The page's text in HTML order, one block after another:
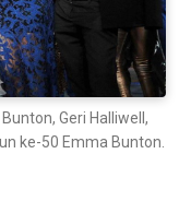
Geri Halliwell,
ke-50 Emma Bunton.